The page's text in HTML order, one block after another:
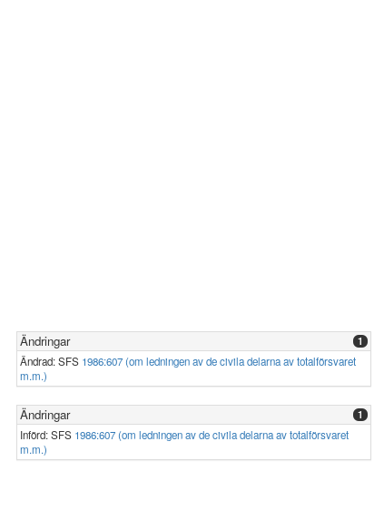
Ändringar 1
Ändrad: SFS 1986:607 (om ledningen av de civila delarna av totalförsvaret
m.m.)
Ändringar 1
Införd: SFS 1986:607 (om ledningen av de civila delarna av totalförsvaret
m.m.)